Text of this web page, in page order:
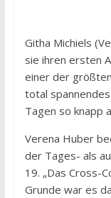
Githa Michiels
sie ihren ersten
einer der
total
Tagen so knapp
Verena Huber
der Tages- als
19. „Das Cross-
Grunde war es